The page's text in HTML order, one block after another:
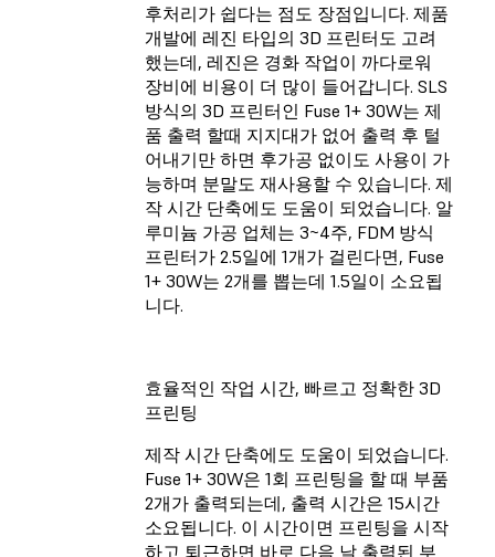
후처리가 쉽다는 점도 장점입니다. 제품
개발에 레진 타입의 3D 프린터도 고려
했는데, 레진은 경화 작업이 까다로워
장비에 비용이 더 많이 들어갑니다. SLS
방식의 3D 프린터인 Fuse 1+ 30W는 제
품 출력 할때 지지대가 없어 출력 후 털
어내기만 하면 후가공 없이도 사용이 가
능하며 분말도 재사용할 수 있습니다. 제
작 시간 단축에도 도움이 되었습니다. 알
루미늄 가공 업체는 3~4주, FDM 방식
프린터가 2.5일에 1개가 걸린다면, Fuse
1+ 30W는 2개를 뽑는데 1.5일이 소요됩
니다.
효율적인 작업 시간, 빠르고 정확한 3D
프린팅
제작 시간 단축에도 도움이 되었습니다.
Fuse 1+ 30W은 1회 프린팅을 할 때 부품
2개가 출력되는데, 출력 시간은 15시간
소요됩니다. 이 시간이면 프린팅을 시작
하고 퇴근하면 바로 다음 날 출력된 부